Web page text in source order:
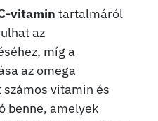
vitamin tartalmáról
az
míg a
az omega
vitamin és
benne, amelyek